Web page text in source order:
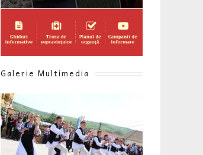
Galerie Multimedia